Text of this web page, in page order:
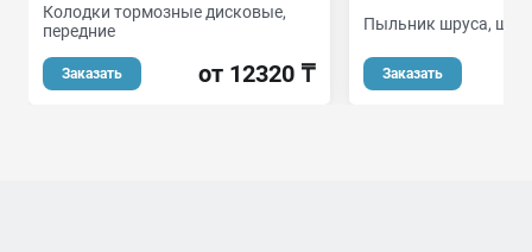
Колодки тормозные дисковые,
передние
Заказать от 12320 ₸
Пыльник шруса, шт
Заказать